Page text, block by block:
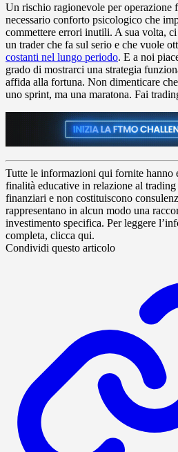
Un rischio ragionevole per operazione
necessario conforto psicologico che
commettere errori inutili. A sua volta, ci
un trader che fa sul serio e che vuole
costanti nel lungo periodo. E a noi
grado di mostrarci una strategia
affida alla fortuna. Non dimenticare
uno sprint, ma una maratona. Fai
Tutte le informazioni qui fornite hanno
finalità educative in relazione al trading
finanziari e non costituiscono
rappresentano in alcun modo una
investimento specifica. Per leggere
completa, clicca qui.
Condividi questo articolo